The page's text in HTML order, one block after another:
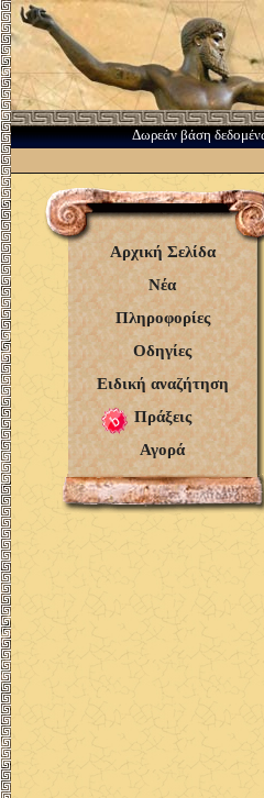
Δωρεάν βάση
Αρχική Σελίδα
Νέα
Πληροφορίες
Οδηγίες
Ειδική αναζήτηση
Πράξεις
Αγορά